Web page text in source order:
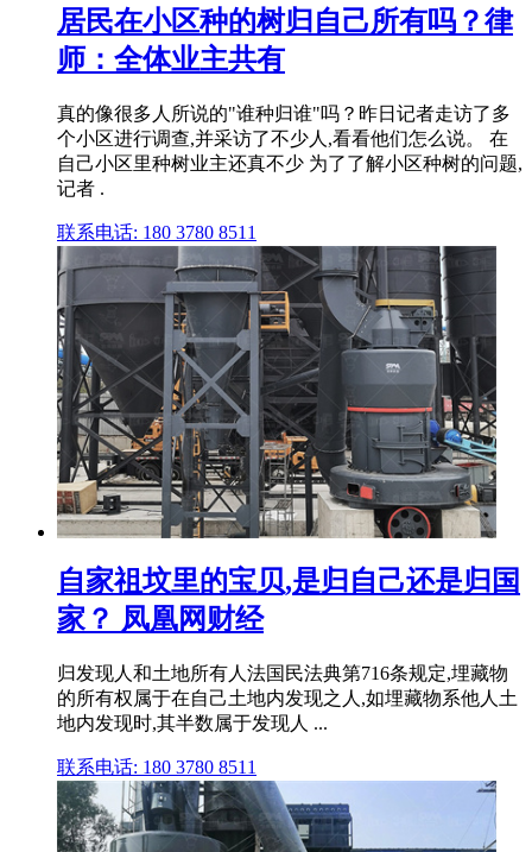
居民在小区种的树归自己所有吗？律
师：全体业主共有
真的像很多人所说的"谁种归谁"吗？昨日记者走访了多
个小区进行调查,并采访了不少人,看看他们怎么说。 在
自己小区里种树业主还真不少 为了了解小区种树的问题,
记者 .
联系电话: 180 3780 8511
自家祖坟里的宝贝,是归自己还是归国
家？ 凤凰网财经
归发现人和土地所有人法国民法典第716条规定,埋藏物
的所有权属于在自己土地内发现之人,如埋藏物系他人土
地内发现时,其半数属于发现人 ...
联系电话: 180 3780 8511